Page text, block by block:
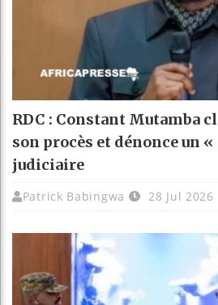
RDC : Constant Mutamba
son procès et dénonce un
judiciaire
Patrick Babingwa 28 Jul 2026